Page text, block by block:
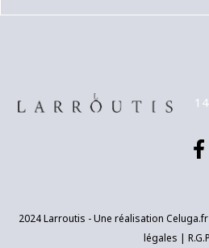
2024 Larroutis - Une réalisation Celuga.fr
légales |